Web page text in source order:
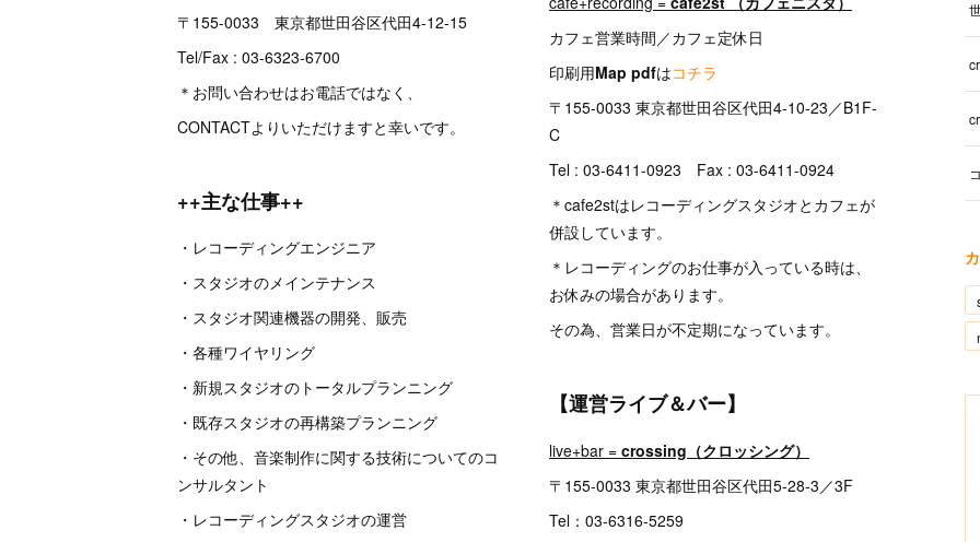
〒155-0033 東京都世田谷区代田4-12-15
Tel/Fax : 03-6323-6700
＊お問い合わせはお電話ではなく、
CONTACTよりいただけますと幸いです。
++主な仕事++
・レコーディングエンジニア
・スタジオのメインテナンス
・スタジオ関連機器の開発、販売
・各種ワイヤリング
・新規スタジオのトータルプランニング
・既存スタジオの再構築プランニング
・その他、音楽制作に関する技術についてのコ
ンサルタント
・レコーディングスタジオの運営
カフェ営業時間／カフェ定休日
印刷用Map pdfはコチラ
〒155-0033 東京都世田谷区代田4-10-23／B1F-
C
Tel : 03-6411-0923 Fax : 03-6411-0924
＊cafe2stはレコーディングスタジオとカフェが
併設しています。
＊レコーディングのお仕事が入っている時は、
お休みの場合があります。
その為、営業日が不定期になっています。
【運営ライブ＆バー】
live+bar = crossing（クロッシング）
〒155-0033 東京都世田谷区代田5-28-3／3F
Tel：03-6316-5259